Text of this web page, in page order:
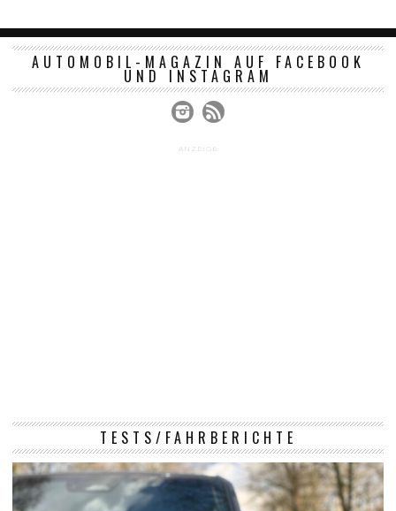
AUTOMOBIL-MAGAZIN AUF FACEBOOK
UND INSTAGRAM
ANZEIGE
TESTS/FAHRBERICHTE